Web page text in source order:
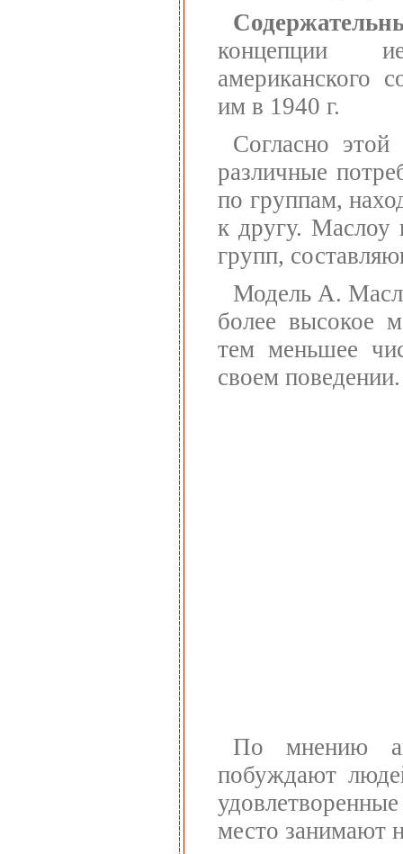
концепции
американского
им в 1940 г.
Согласно
различные
по группам,
к другу. Маслоу
групп,
Модель А.
более высокое
тем меньшее
своем поведении.
По мнению
побуждают
место занимают